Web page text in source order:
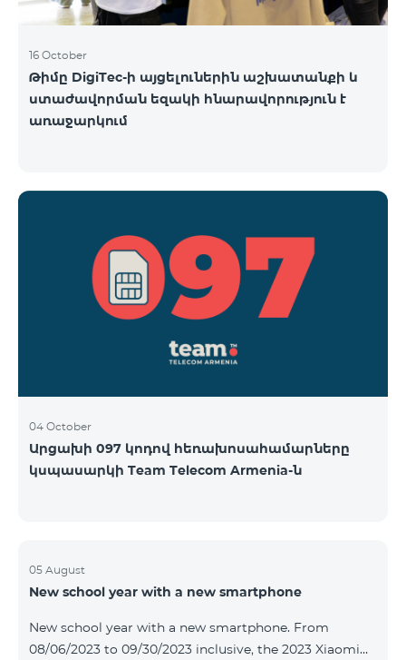
16 October
Թիմը DigiTec-ի այցելուներին աշխատանքի և
ստաժավորման եզակի հնարավորություն է
առաջարկում
04 October
Արցախի 097 կոդով հեռախոսահամարները
կսպասարկի Team Telecom Armenia-ն
05 August
New school year with a new smartphone
New school year with a new smartphone. From
08/06/2023 to 09/30/2023 inclusive, the 2023 Xiaomi